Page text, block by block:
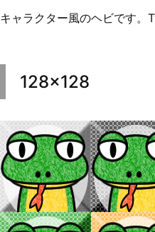
キャラクター風のヘビです。
128×128